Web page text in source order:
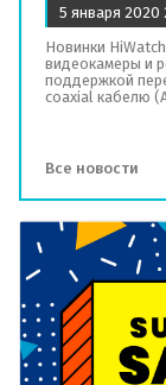
5 января 2020
Новинки
видеокамеры и
поддержкой
coaxial кабелю
Все новости